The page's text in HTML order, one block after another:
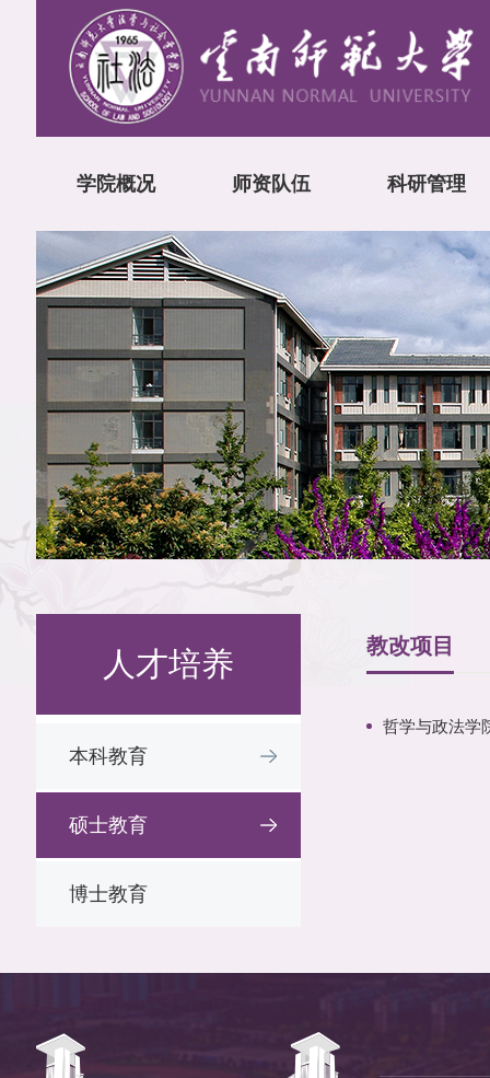
学院概况 师资队伍 科研管理
人才培养
本科教育
硕士教育
博士教育
教改项目
哲学与政法学